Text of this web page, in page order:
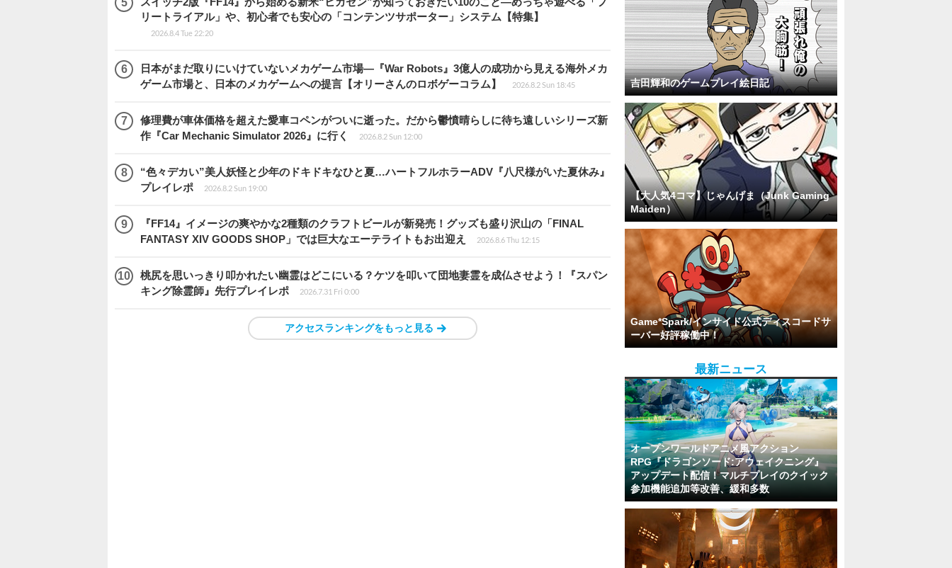
リートライアル」や、初心者でも安心の「コンテンツサポーター」システム【特集】
2026.8.4 Tue 22:20
日本がまだ取りにいけていないメカゲーム市場―『War Robots』3億人の成功から見える海外メカ
ゲーム市場と、日本のメカゲームへの提言【オリーさんのロボゲーコラム】
2026.8.2 Sun 18:45
修理費が車体価格を超えた愛車コペンがついに逝った。だから鬱憤晴らしに待ち遠しいシリーズ新
作『Car Mechanic Simulator 2026』に行く
2026.8.2 Sun 12:00
“色々デカい”美人妖怪と少年のドキドキなひと夏…ハートフルホラーADV『八尺様がいた夏休み』
プレイレポ
2026.8.2 Sun 19:00
『FF14』イメージの爽やかな2種類のクラフトビールが新発売！グッズも盛り沢山の「FINAL
FANTASY XIV GOODS SHOP」では巨大なエーテライトもお出迎え
2026.8.6 Thu 12:15
桃尻を思いっきり叩かれたい幽霊はどこにいる？ケツを叩いて団地妻霊を成仏させよう！『スパン
キング除霊師』先行プレイレポ
2026.7.31 Fri 0:00
アクセスランキングをもっと見る
吉田輝和のゲームプレイ絵日記
【大人気4コマ】じゃんげま（Junk Gaming
Maiden）
Game*Spark/インサイド公式ディスコードサ
ーバー好評稼働中！
最新ニュース
オープンワールドアニメ風アクション
RPG『ドラゴンソード:アウェイクニング』
アップデート配信！マルチプレイのクイック
参加機能追加等改善、緩和多数